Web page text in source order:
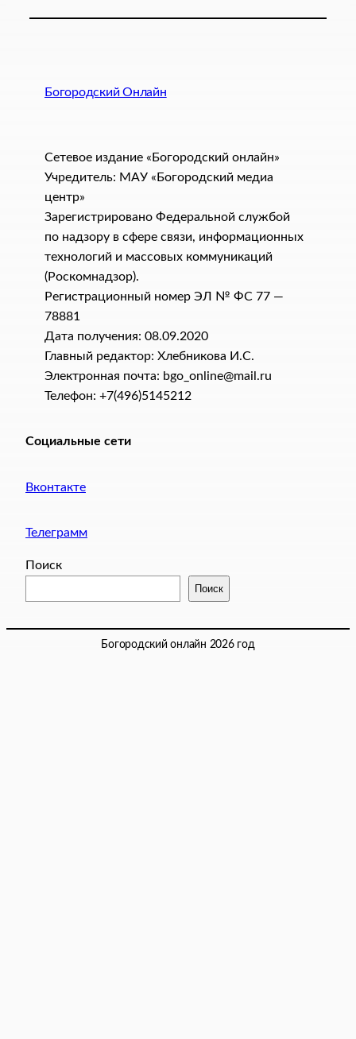
Богородский Онлайн
Сетевое издание «Богородский онлайн»
Учредитель: МАУ «Богородский медиа
центр»
Зарегистрировано Федеральной службой
по надзору в сфере связи, информационных
технологий и массовых коммуникаций
(Роскомнадзор).
Регистрационный номер ЭЛ № ФС 77 —
78881
Дата получения: 08.09.2020
Главный редактор: Хлебникова И.C.
Электронная почта: bgo_online@mail.ru
Телефон: +7(496)5145212
Социальные сети
Вконтакте
Телеграмм
Поиск
Поиск
Богородский онлайн 2026 год